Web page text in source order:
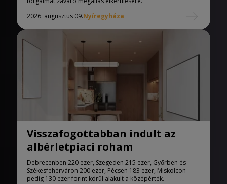
2026. augusztus 09.Nyíregyháza
Visszafogottabban indult az
albérletpiaci roham
Debrecenben 220 ezer, Szegeden 215 ezer, Győrben és
Székesfehérváron 200 ezer, Pécsen 183 ezer, Miskolcon
pedig 130 ezer forint körül alakult a középérték.